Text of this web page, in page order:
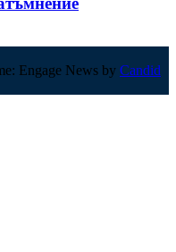
Engage News by Candid